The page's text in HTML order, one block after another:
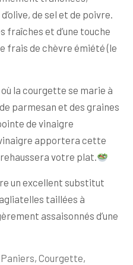
de sel et de poivre.
fraîches et d’une touche
frais de chèvre émiété (le
la courgette se marie à
parmesan et des graines
de vinaigre
apportera cette
votre plat.
un excellent substitut
taillées à
assaisonnés d’une
, Courgette,